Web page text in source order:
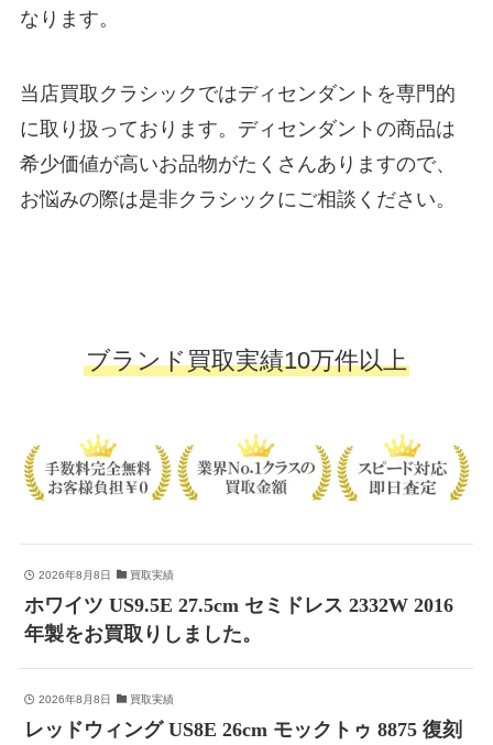
なります。
当店買取クラシックではディセンダントを専門的
に取り扱っております。ディセンダントの商品は
希少価値が高いお品物がたくさんありますので、
お悩みの際は是非クラシックにご相談ください。
ブランド買取実績10万件以上
2026年8月8日 買取実績
ホワイツ US9.5E 27.5cm セミドレス 2332W 2016
年製をお買取りしました。
2026年8月8日 買取実績
レッドウィング US8E 26cm モックトゥ 8875 復刻